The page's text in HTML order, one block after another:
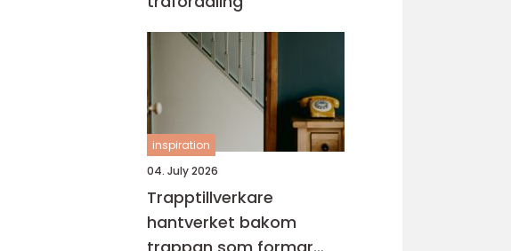
inspiration
04. July 2026
Trapptillverkare
hantverket bakom